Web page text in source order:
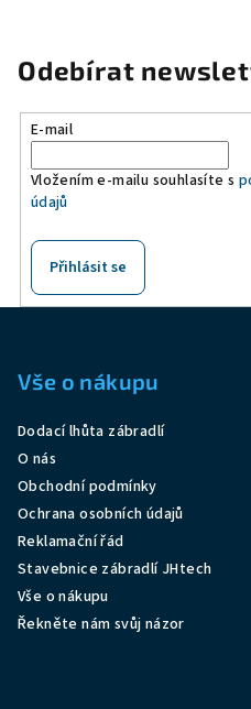
í
i
í
Odebírat
E-mail
Vložením e-mailu souhlasíte s
údajů
Přihlásit se
Vše o nákupu
Dodací lhůta zábradlí
O nás
Obchodní podmínky
Ochrana osobních údajů
Reklamační řád
Stavebnice zábradlí JHtech
Vše o nákupu
Řekněte nám svůj názor